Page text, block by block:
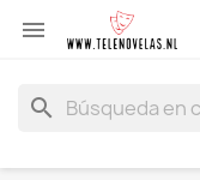

search